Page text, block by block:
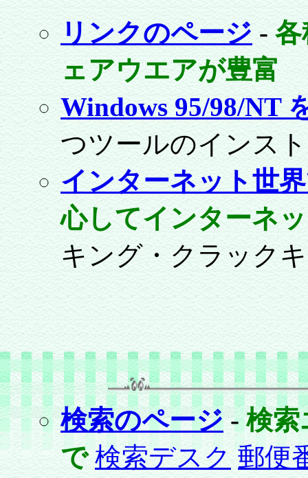
リンクのページ -
ェアウエアが豊富
Windows 95/98/NT
つツールのインス
インターネット世
心してインターネ
キング・クラック
検索のページ-検索
で 検索デスク 郵便